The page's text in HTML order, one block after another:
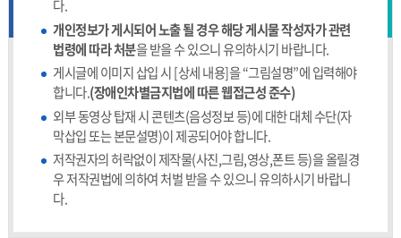
다.
개인정보가 게시되어 노출 될 경우 해당 게시물 작성자가 관련
법령에 따라 처분을 받을 수 있으니 유의하시기 바랍니다.
게시글에 이미지 삽입 시 [상세 내용]을 “그림설명”에 입력해야
합니다.(장애인차별금지법에 따른 웹접근성 준수)
외부 동영상 탑재 시 콘텐츠(음성정보 등)에 대한 대체 수단(자
막삽입 또는 본문설명)이 제공되어야 합니다.
저작권자의 허락없이 제작물(사진,그림,영상,폰트 등)을 올릴경
우 저작권법에 의하여 처벌 받을 수 있으니 유의하시기 바랍니
다.